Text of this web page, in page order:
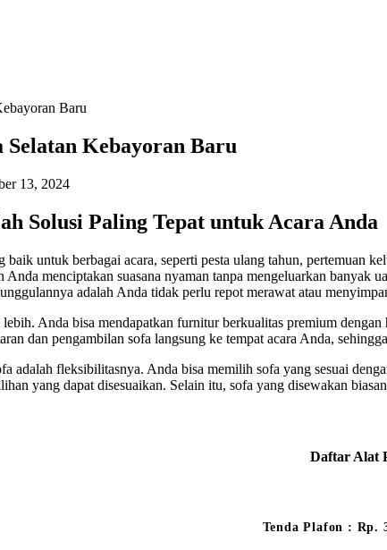
Baru
Kebayoran Baru
13, 2024
Solusi Paling Tepat untuk Acara Anda
untuk berbagai acara, seperti pesta ulang tahun, pertemuan
menciptakan suasana nyaman tanpa mengeluarkan banyak
adalah Anda tidak perlu repot merawat atau
Anda bisa mendapatkan furnitur berkualitas premium
dan pengambilan sofa langsung ke tempat acara Anda,
adalah fleksibilitasnya. Anda bisa memilih sofa yang sesuai
yang dapat disesuaikan. Selain itu, sofa yang disewakan
Daftar Alat
Tenda Plafon : Rp.